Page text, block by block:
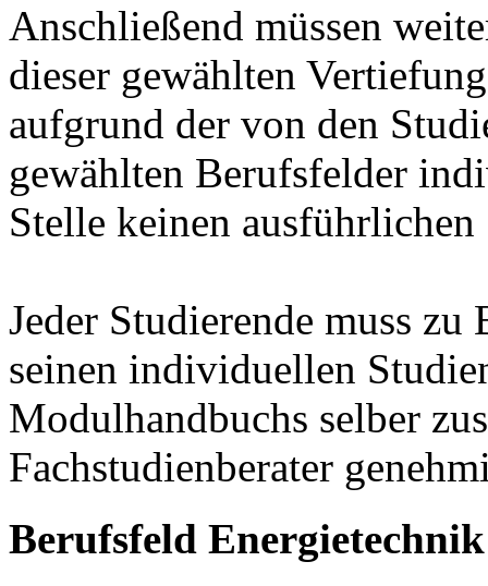
Anschließend müssen
dieser gewählten
aufgrund der von den
gewählten Berufsfelder
Stelle keinen
Jeder Studierende muss
seinen individuellen
Modulhandbuchs selber
Fachstudienberater
Berufsfeld Energietechnik